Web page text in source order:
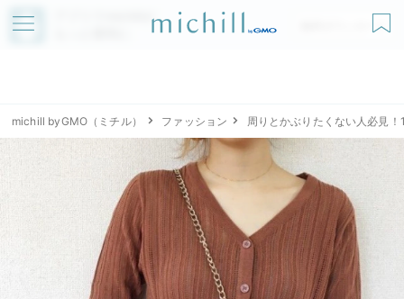
アプリでmichillが
無料ダウンロード
michill byGMO（ミチル） ファッション 周りとかぶりたくない人必見